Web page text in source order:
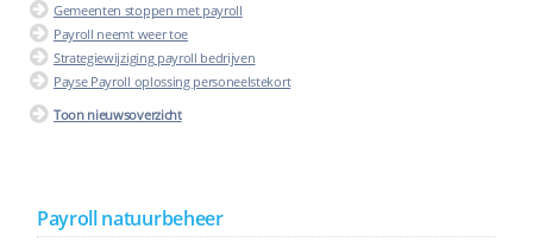
Gemeenten stoppen met payroll
Payroll neemt weer toe
Strategiewijziging payroll bedrijven
Payse Payroll oplossing personeelstekort
Toon nieuwsoverzicht
Payroll natuurbeheer